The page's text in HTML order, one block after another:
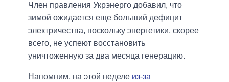
Член правления Укрэнерго добавил, что
зимой ожидается еще больший дефицит
электричества, поскольку энергетики, скорее
всего, не успеют восстановить
уничтоженную за два месяца генерацию.
Напомним, на этой неделе из-за